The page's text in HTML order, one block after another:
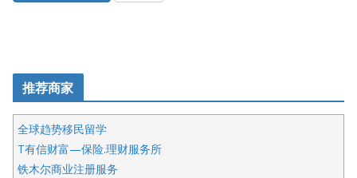
推荐商家
全球趋势移民留学
T有信财富—保险.理财服务所
铁木尔商业注册服务